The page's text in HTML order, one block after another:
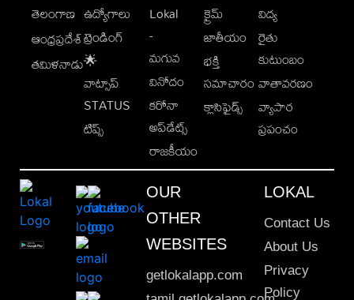
తెలంగాణ
ఆంధ్రప్రదేశ్
తమిళనాడు
ఉద్యోగాలు
ట్రెండింగ్
🌟
వాట్సాప్
STATUS
టిప్స్
Lokal
-
మగువ
వినోదం
కరోనా
అప్‌డేట్స్
రాజకీయం
క్రైమ్
జాతీయం
భక్తి
సమాచారం
క్లాసిఫైడ్స్
విద్య
రైతు
కుటుంబం
వాతావరణం
వ్యాపార
ప్రపంచం
OUR
OTHER
WEBSITES
getlokalapp.com
LOKAL
Contact Us
About Us
Privacy
Policy